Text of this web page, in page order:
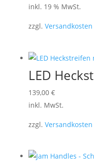
inkl. 19 % MwSt.
zzgl. Versandkosten
LED
139,00 €
auf.
inkl. MwSt.
zzgl. Versandkosten